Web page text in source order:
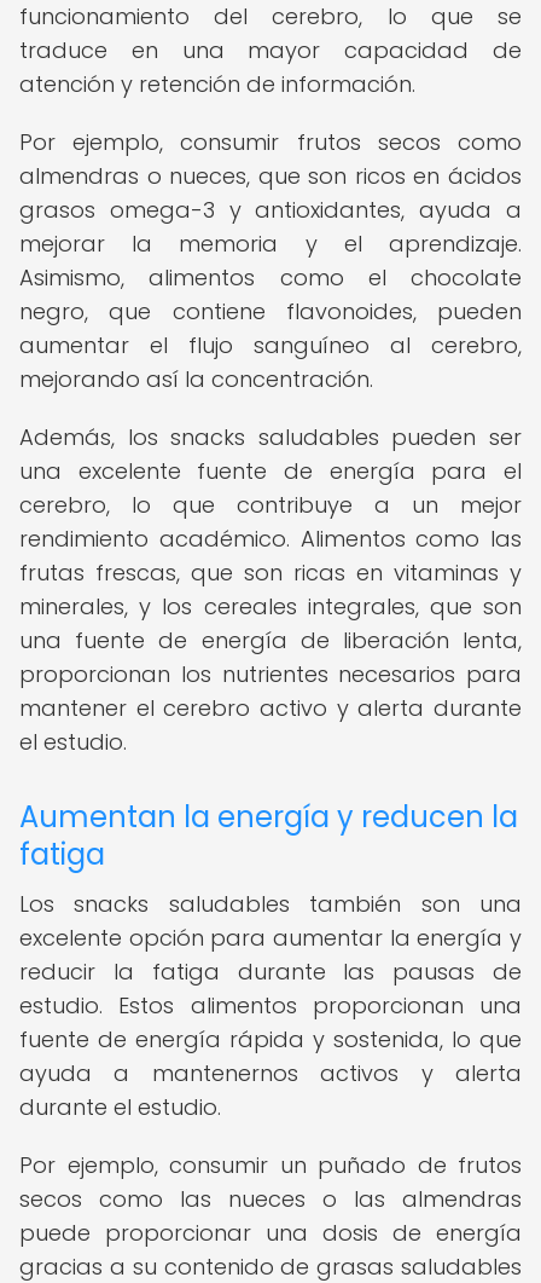
funcionamiento del cerebro, lo que se
traduce en una mayor capacidad de
atención y retención de información.
Por ejemplo, consumir frutos secos como
almendras o nueces, que son ricos en ácidos
grasos omega-3 y antioxidantes, ayuda a
mejorar la memoria y el aprendizaje.
Asimismo, alimentos como el chocolate
negro, que contiene flavonoides, pueden
aumentar el flujo sanguíneo al cerebro,
mejorando así la concentración.
Además, los snacks saludables pueden ser
una excelente fuente de energía para el
cerebro, lo que contribuye a un mejor
rendimiento académico. Alimentos como las
frutas frescas, que son ricas en vitaminas y
minerales, y los cereales integrales, que son
una fuente de energía de liberación lenta,
proporcionan los nutrientes necesarios para
mantener el cerebro activo y alerta durante
el estudio.
Aumentan la energía y reducen la
fatiga
Los snacks saludables también son una
excelente opción para aumentar la energía y
reducir la fatiga durante las pausas de
estudio. Estos alimentos proporcionan una
fuente de energía rápida y sostenida, lo que
ayuda a mantenernos activos y alerta
durante el estudio.
Por ejemplo, consumir un puñado de frutos
secos como las nueces o las almendras
puede proporcionar una dosis de energía
gracias a su contenido de grasas saludables